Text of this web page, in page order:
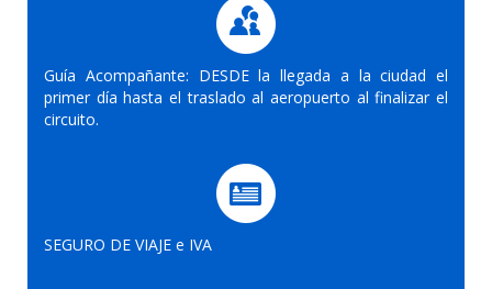
Guía Acompañante: DESDE la llegada a la ciudad el
primer día hasta el traslado al aeropuerto al finalizar el
circuito.
SEGURO DE VIAJE e IVA